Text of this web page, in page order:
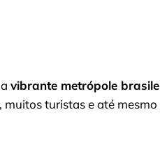
vibrante metrópole
turistas e até